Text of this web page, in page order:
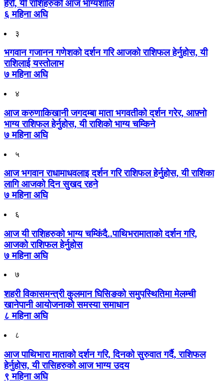
हेरौँ, यी राशिहरुको आज भाग्यशालि
६ महिना अघि
३
भगवान गजानन गणेशको दर्शन गरि आजको राशिफल हेर्नुहोस, यी
राशिलाई यस्तोलाभ
७ महिना अघि
४
आज करुणाकिखानी जगदम्बा माता भगवतीको दर्शन गरेर, आफ़्नो
भाग्य राशिफल हेर्नुहोस, यी राशिको भाग्य चम्किने
७ महिना अघि
५
आज भगवान राधामाधवलाइ दर्शन गरि राशिफल हेर्नुहोस, यी राशिका
लागि आजको दिन सुखद रहने
७ महिना अघि
६
आज यी राशिहरुको भाग्य चम्किंदै..पाथिभरामाताको दर्शन गरि,
आजको राशिफल हेर्नुहोस
७ महिना अघि
७
शहरी विकासमन्त्री कुलमान घिसिङको समुपस्थितिमा मेलम्ची
खानेपानी आयोजनाको समस्या समाधान
८ महिना अघि
८
आज पाथिभारा माताको दर्शन गरि, दिनको सुरुवात गर्दै, राशिफल
हेर्नुहोस, यी रासिहरुको आज भाग्य उदय
९ महिना अघि